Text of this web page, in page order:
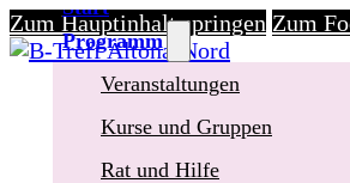
Zum Hauptinhalt springen Zum
Start
Programm
Veranstaltungen
Kurse und Gruppen
Rat und Hilfe